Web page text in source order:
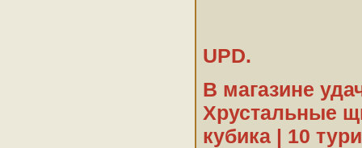
UPD.
В магазине
Хрустальные
кубика | 10